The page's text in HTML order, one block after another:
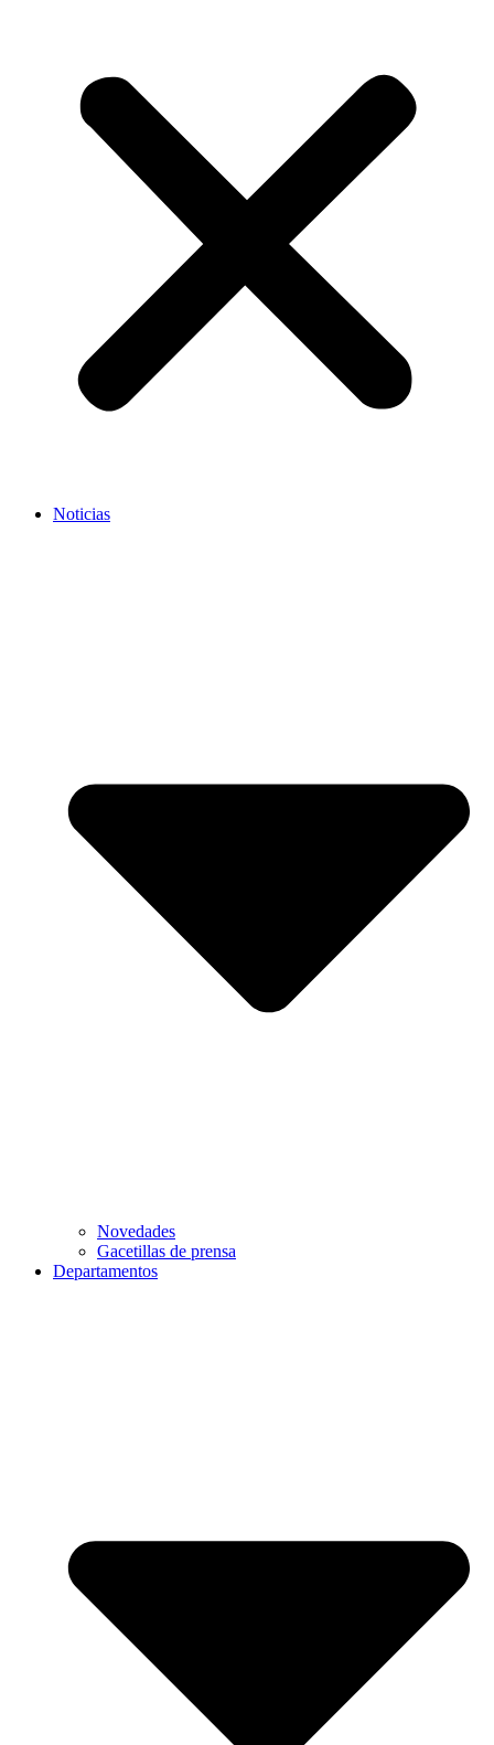
Noticias
Novedades
Gacetillas de prensa
Departamentos